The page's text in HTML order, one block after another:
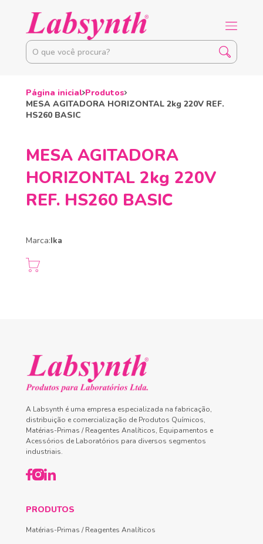
Página inicial Produtos
MESA AGITADORA HORIZONTAL 2kg 220V REF.
HS260 BASIC
MESA AGITADORA
HORIZONTAL 2kg 220V
REF. HS260 BASIC
Marca:Ika
A Labsynth é uma empresa especializada na fabricação,
distribuição e comercialização de Produtos Químicos,
Matérias-Primas / Reagentes Analíticos, Equipamentos e
Acessórios de Laboratórios para diversos segmentos
industriais.
PRODUTOS
Matérias-Primas / Reagentes Analíticos